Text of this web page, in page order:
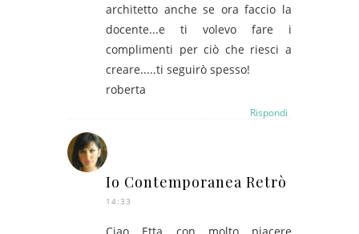
architetto anche se ora faccio la
docente...e ti volevo fare i
complimenti per ciò che riesci a
creare.....ti seguirò spesso!
roberta
Rispondi
Io Contemporanea Retrò
14:33
Ciao Etta con molto piacere